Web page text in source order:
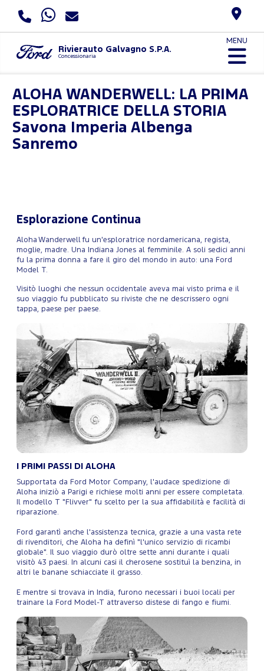
Rivierauto Galvagno S.P.A.
Concessionaria
MENU
ALOHA WANDERWELL: LA PRIMA
ESPLORATRICE DELLA STORIA
Savona Imperia Albenga
Sanremo
Esplorazione Continua
Aloha Wanderwell fu un'esploratrice nordamericana, regista,
moglie, madre. Una Indiana Jones al femminile. A soli sedici anni
fu la prima donna a fare il giro del mondo in auto: una Ford
Model T.
Visitò luoghi che nessun occidentale aveva mai visto prima e il
suo viaggio fu pubblicato su riviste che ne descrissero ogni
tappa, paese per paese.
I PRIMI PASSI DI ALOHA
Supportata da Ford Motor Company, l'audace spedizione di
Aloha iniziò a Parigi e richiese molti anni per essere completata.
Il modello T "Flivver" fu scelto per la sua affidabilità e facilità di
riparazione.
Ford garantì anche l'assistenza tecnica, grazie a una vasta rete
di rivenditori, che Aloha ha definì "l'unico servizio di ricambi
globale". Il suo viaggio durò oltre sette anni durante i quali
visitò 43 paesi. In alcuni casi il cherosene sostituì la benzina, in
altri le banane schiacciate il grasso.
E mentre si trovava in India, furono necessari i buoi locali per
trainare la Ford Model-T attraverso distese di fango e fiumi.